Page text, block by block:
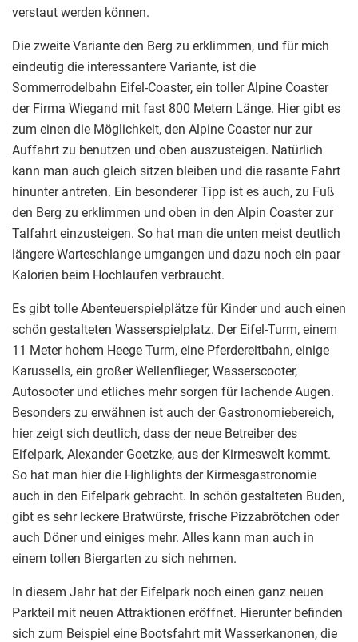
verstaut werden können.
Die zweite Variante den Berg zu erklimmen, und für mich
eindeutig die interessantere Variante, ist die
Sommerrodelbahn Eifel-Coaster, ein toller Alpine Coaster
der Firma Wiegand mit fast 800 Metern Länge. Hier gibt es
zum einen die Möglichkeit, den Alpine Coaster nur zur
Auffahrt zu benutzen und oben auszusteigen. Natürlich
kann man auch gleich sitzen bleiben und die rasante Fahrt
hinunter antreten. Ein besonderer Tipp ist es auch, zu Fuß
den Berg zu erklimmen und oben in den Alpin Coaster zur
Talfahrt einzusteigen. So hat man die unten meist deutlich
längere Warteschlange umgangen und dazu noch ein paar
Kalorien beim Hochlaufen verbraucht.
Es gibt tolle Abenteuerspielplätze für Kinder und auch einen
schön gestalteten Wasserspielplatz. Der Eifel-Turm, einem
11 Meter hohem Heege Turm, eine Pferdereitbahn, einige
Karussells, ein großer Wellenflieger, Wasserscooter,
Autosooter und etliches mehr sorgen für lachende Augen.
Besonders zu erwähnen ist auch der Gastronomiebereich,
hier zeigt sich deutlich, dass der neue Betreiber des
Eifelpark, Alexander Goetzke, aus der Kirmeswelt kommt.
So hat man hier die Highlights der Kirmesgastronomie
auch in den Eifelpark gebracht. In schön gestalteten Buden,
gibt es sehr leckere Bratwürste, frische Pizzabrötchen oder
auch Döner und einiges mehr. Alles kann man auch in
einem tollen Biergarten zu sich nehmen.
In diesem Jahr hat der Eifelpark noch einen ganz neuen
Parkteil mit neuen Attraktionen eröffnet. Hierunter befinden
sich zum Beispiel eine Bootsfahrt mit Wasserkanonen, die